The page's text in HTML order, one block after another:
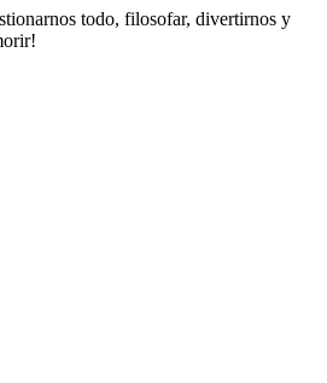
todo, filosofar, divertirnos y